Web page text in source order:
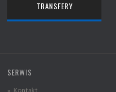
TRANSFERY
SERWIS